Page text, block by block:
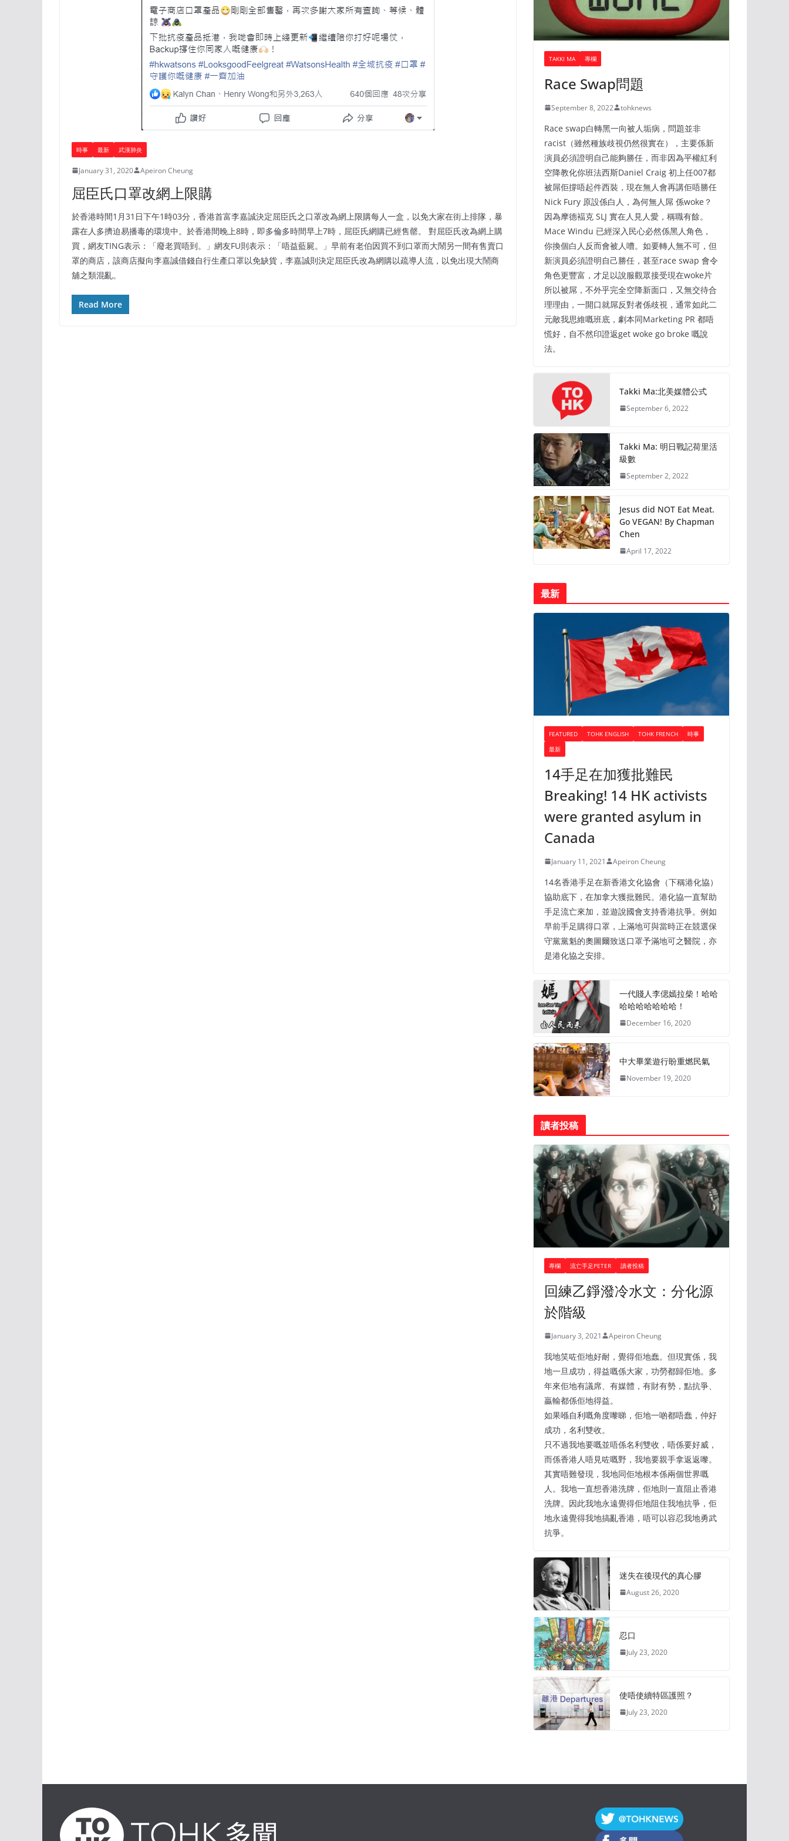
時事 最新 武漢肺炎
January 31, 2020 Apeiron Cheung
屈臣氏口罩改網上限購
於香港時間1月31日下午1時03分，香港首富李嘉誠決定屈臣氏之口罩改為網上限購每人一盒，以免大家在街上排隊，暴
露在人多擠迫易播毒的環境中。於香港間晚上8時，即多倫多時間早上7時，屈臣氏網購已經售罄。 對屈臣氏改為網上購
買，網友TING表示：「廢老買唔到。」網友FU則表示：「唔益藍屍。」早前有老伯因買不到口罩而大鬧另一間有售賣口
罩的商店，該商店擬向李嘉誠借錢自行生產口罩以免缺貨，李嘉誠則決定屈臣氏改為網購以疏導人流，以免出現大鬧商
舖之類混亂。
Read More
TAKKI MA 專欄
Race Swap問題
September 8, 2022 tohknews
Race swap白轉黑一向被人垢病，問題並非
racist（雖然種族歧視仍然很實在），主要係新
演員必須證明自己能夠勝任，而非因為平權紅利
空降教化你班法西斯Daniel Craig 初上任007都
被屌佢撐唔起件西裝，現在無人會再講佢唔勝任
Nick Fury 原設係白人，為何無人屌 係woke？
因為摩德褔克 SLJ 實在人見人愛，稱職有餘。
Mace Windu 已經深入民心必然係黑人角色，
你換個白人反而會被人嘈。如要轉人無不可，但
新演員必須證明自己勝任，甚至race swap 會令
角色更豐富，才足以說服觀眾接受現在woke片
所以被屌，不外乎完全空降新面口，又無交待合
理理由，一開口就屌反對者係歧視，通常如此二
元敵我思維嘅班底，劇本同Marketing PR 都唔
慌好，自不然印證返get woke go broke 嘅說
法。
Takki Ma:北美媒體公式
September 6, 2022
Takki Ma: 明日戰記荷里活
級數
September 2, 2022
Jesus did NOT Eat Meat.
Go VEGAN! By Chapman
Chen
April 17, 2022
最新
FEATURED TOHK ENGLISH TOHK FRENCH
時事
最新
14手足在加獲批難民
Breaking! 14 HK activists
were granted asylum in
Canada
January 11, 2021 Apeiron Cheung
14名香港手足在新香港文化協會（下稱港化協）
協助底下，在加拿大獲批難民。港化協一直幫助
手足流亡來加，並遊說國會支持香港抗爭。例如
早前手足購得口罩，上滿地可與當時正在競選保
守黨黨魁的奧圖爾致送口罩予滿地可之醫院，亦
是港化協之安排。
一代賤人李偲嫣拉柴！哈哈
哈哈哈哈哈哈哈！
December 16, 2020
中大畢業遊行盼重燃民氣
November 19, 2020
讀者投稿
專欄 流亡手足PETER 讀者投稿
回練乙錚潑冷水文：分化源
於階級
January 3, 2021 Apeiron Cheung
我地笑咗佢地好耐，覺得佢地蠢。但現實係，我
地一旦成功，得益嘅係大家，功勞都歸佢地。多
年來佢地有議席、有媒體，有財有勢，點抗爭、
贏輸都係佢地得益。
如果喺自利嘅角度嚟睇，佢地一啲都唔蠢，仲好
成功，名利雙收。
只不過我地要嘅並唔係名利雙收，唔係要好威，
而係香港人唔見咗嘅野，我地要親手拿返返嚟。
其實唔難發現，我地同佢地根本係兩個世界嘅
人。我地一直想香港洗牌，佢地則一直阻止香港
洗牌。因此我地永遠覺得佢地阻住我地抗爭，佢
地永遠覺得我地搞亂香港，唔可以容忍我地勇武
抗爭。
迷失在後現代的真心膠
August 26, 2020
忍口
July 23, 2020
使唔使續特區護照？
July 23, 2020